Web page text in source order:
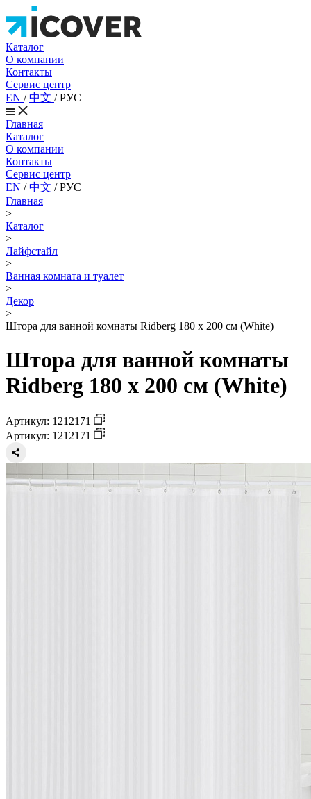
Каталог
О компании
Контакты
Сервис центр
EN /中文 /РУС
Главная
Каталог
О компании
Контакты
Сервис центр
EN /中文 /РУС
Главная
>
Каталог
>
Лайфстайл
>
Ванная комната и туалет
>
Декор
>
Штора для ванной комнаты Ridberg 180 x 200 см (White)
Штора для ванной комнаты
Ridberg 180 x 200 см (White)
Артикул: 1212171
Артикул: 1212171